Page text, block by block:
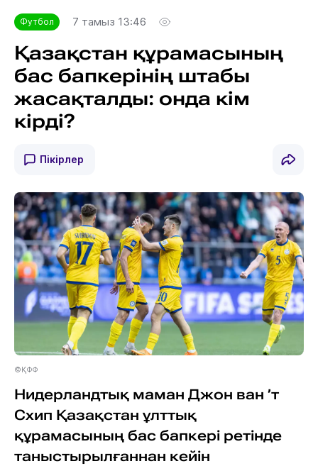
Футбол 7 тамыз 13:46
Қазақстан құрамасының
бас бапкерінің штабы
жасақталды: онда кім
кірді?
Пікірлер
©ҚФФ
Нидерландтық маман Джон ван ’т
Схип Қазақстан ұлттық
құрамасының бас бапкері ретінде
таныстырылғаннан кейін